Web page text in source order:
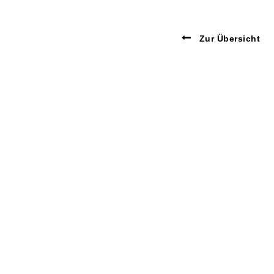
Zur Übersicht